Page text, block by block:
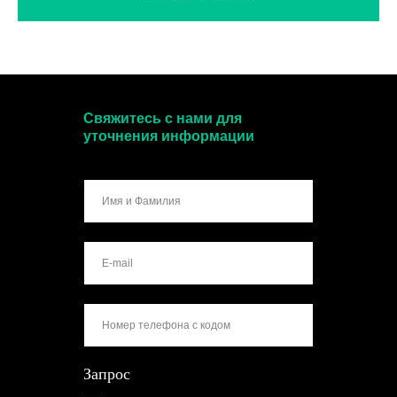
Запрос
Свяжитесь с нами для
уточнения информации